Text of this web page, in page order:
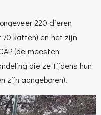
220 dieren
70 katten) en het zijn
(de meesten
die ze tijdens hun
zijn aangeboren).